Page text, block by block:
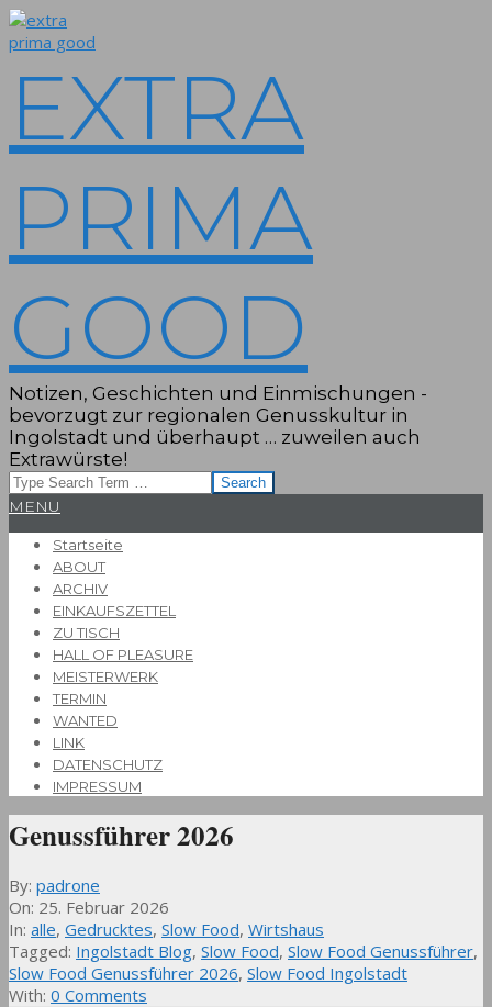
Skip
to
EXTRA
PRIMA
GOOD
Notizen, Geschichten und Einmischungen -
bevorzugt zur regionalen Genusskultur in
Ingolstadt und überhaupt … zuweilen auch
Extrawürste!
Search
Primary
Menu
MENU
Startseite
ABOUT
ARCHIV
EINKAUFSZETTEL
ZU TISCH
HALL OF PLEASURE
MEISTERWERK
TERMIN
WANTED
LINK
DATENSCHUTZ
IMPRESSUM
Genussführer 2026
By: padrone
On: 25. Februar 2026
In: alle, Gedrucktes, Slow Food, Wirtshaus
Tagged: Ingolstadt Blog, Slow Food, Slow Food Genussführer,
Slow Food Genussführer 2026, Slow Food Ingolstadt
With: 0 Comments